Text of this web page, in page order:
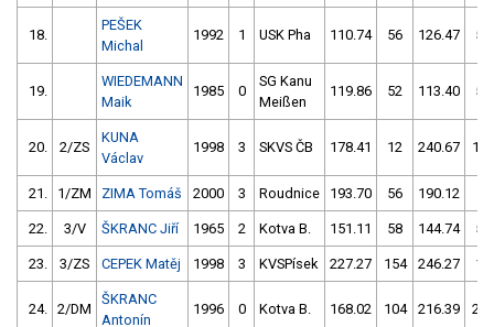
18.
PEŠEK
Michal
1992 1 USK Pha 110.74 56 126.47 52
19.
WIEDEMANN
Maik
1985 0
SG Kanu
Meißen
119.86 52 113.40 56
20. 2/ZS
KUNA
Václav
1998 3 SKVS ČB 178.41 12 240.67 106
21. 1/ZM ZIMA Tomáš 2000 3 Roudnice 193.70 56 190.12
22. 3/V ŠKRANC Jiří 1965 2 Kotva B. 151.11 58 144.74 58
23. 3/ZS CEPEK Matěj 1998 3 KVSPísek 227.27 154 246.27 12
24. 2/DM
ŠKRANC
Antonín
1996 0 Kotva B. 168.02 104 216.39 216